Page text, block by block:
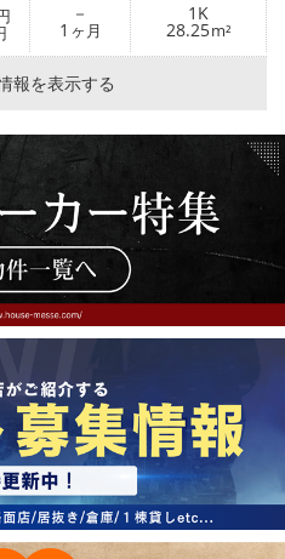
－
1 ヶ月
1K
28.25m²
報を表示する